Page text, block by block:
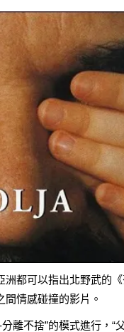
都可以指出北野武的
情感碰撞的影片。
離不捨”的模式進行，“